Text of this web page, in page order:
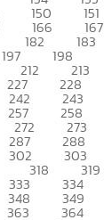
150 151
166 167
182 183
197 198
212 213
227 228
242 243
257 258
272 273
287 288
302 303
318 319
333 334
348 349
363 364